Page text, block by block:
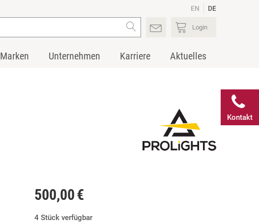
EN DE
Login
Marken Unternehmen Karriere Aktuelles
Kontakt
500,00 €
4 Stück verfügbar